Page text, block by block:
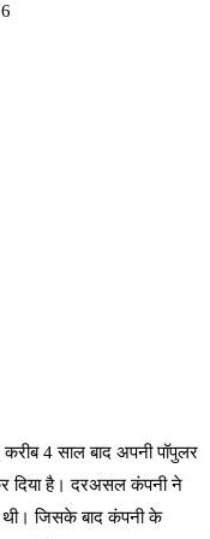
4 साल बाद अपनी पॉपुलर
दिया है। दरअसल कंपनी ने
जिसके बाद कंपनी के